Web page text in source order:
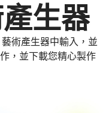
生器
藝術產生器中輸入，並
，並下載您精心製作